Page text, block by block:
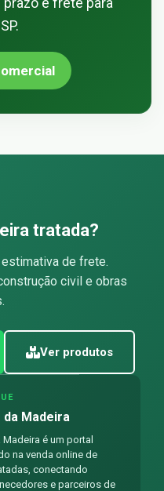
e frete para
tratada?
de frete.
civil e obras
Ver produtos
da Madeira
Madeira é um portal
na venda online de
conectando
e parceiros de